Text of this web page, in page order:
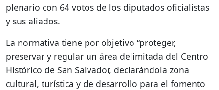
plenario con 64 votos de los diputados oficialistas
y sus aliados.
La normativa tiene por objetivo “proteger,
preservar y regular un área delimitada del Centro
Histórico de San Salvador, declarándola zona
cultural, turística y de desarrollo para el fomento